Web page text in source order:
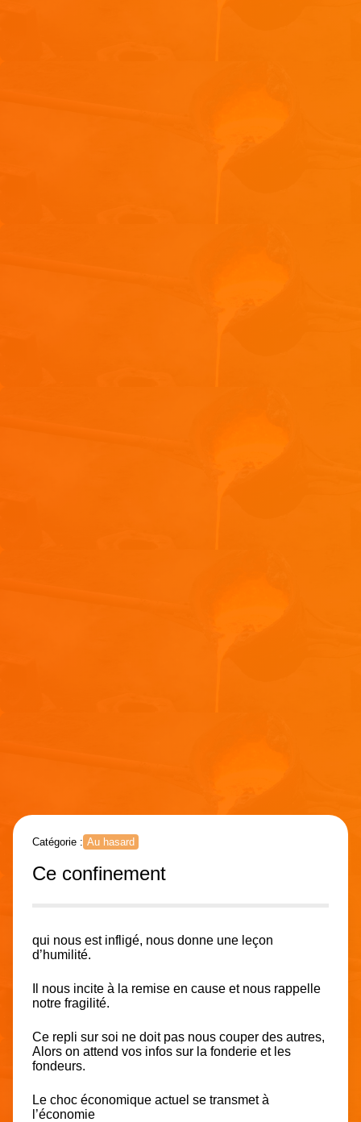
Catégorie : Au hasard
Ce confinement
qui nous est infligé, nous donne une leçon
d’humilité.
Il nous incite à la remise en cause et nous rappelle
notre fragilité.
Ce repli sur soi ne doit pas nous couper des autres,
Alors on attend vos infos sur la fonderie et les
fondeurs.
Le choc économique actuel se transmet à
l’économie